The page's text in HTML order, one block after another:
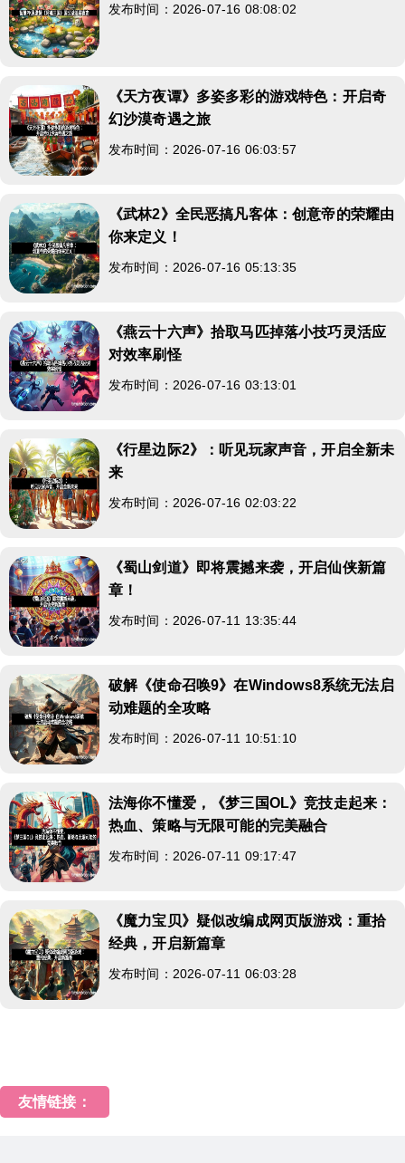
发布时间：2026-07-16 08:08:02
《天方夜谭》多姿多彩的游戏特色：开启奇
幻沙漠奇遇之旅
发布时间：2026-07-16 06:03:57
《武林2》全民恶搞凡客体：创意帝的荣耀由
你来定义！
发布时间：2026-07-16 05:13:35
《燕云十六声》拾取马匹掉落小技巧灵活应
对效率刷怪
发布时间：2026-07-16 03:13:01
《行星边际2》：听见玩家声音，开启全新未
来
发布时间：2026-07-16 02:03:22
《蜀山剑道》即将震撼来袭，开启仙侠新篇
章！
发布时间：2026-07-11 13:35:44
破解《使命召唤9》在Windows8系统无法启
动难题的全攻略
发布时间：2026-07-11 10:51:10
法海你不懂爱，《梦三国OL》竞技走起来：
热血、策略与无限可能的完美融合
发布时间：2026-07-11 09:17:47
《魔力宝贝》疑似改编成网页版游戏：重拾
经典，开启新篇章
发布时间：2026-07-11 06:03:28
友情链接：